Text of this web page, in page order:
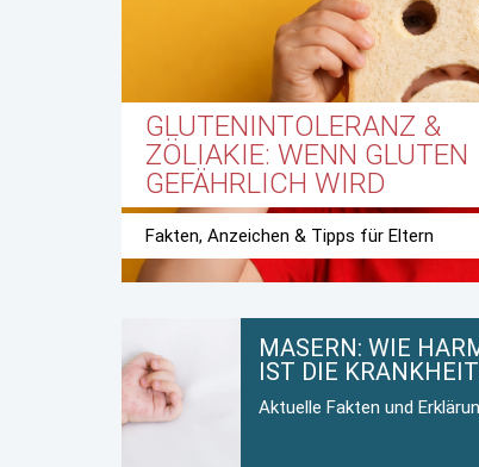
GLUTENINTOLERANZ &
ZÖLIAKIE: WENN GLUTEN
GEFÄHRLICH WIRD
Fakten, Anzeichen & Tipps für Eltern
MASERN: WIE
IST DIE
Aktuelle Fakten und